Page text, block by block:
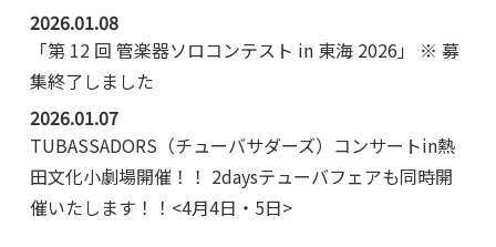
2026.01.08
「第 12 回 管楽器ソロコンテスト in 東海 2026」 ※ 募
集終了しました
2026.01.07
TUBASSADORS（チューバサダーズ）コンサートin熱
田文化小劇場開催！！ 2daysテューバフェアも同時開
催いたします！！<4月4日・5日>